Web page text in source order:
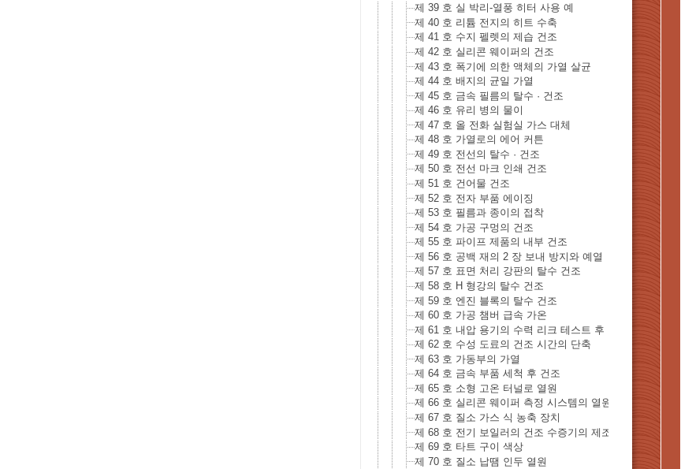
제 39 호 실 박리-열풍 히터 사용 예
제 40 호 리튬 전지의 히트 수축
제 41 호 수지 펠렛의 제습 건조
제 42 호 실리콘 웨이퍼의 건조
제 43 호 폭기에 의한 액체의 가열 살균
제 44 호 배지의 균일 가열
제 45 호 금속 필름의 탈수 · 건조
제 46 호 유리 병의 물이
제 47 호 올 전화 실험실 가스 대체
제 48 호 가열로의 에어 커튼
제 49 호 전선의 탈수 · 건조
제 50 호 전선 마크 인쇄 건조
제 51 호 건어물 건조
제 52 호 전자 부품 에이징
제 53 호 필름과 종이의 접착
제 54 호 가공 구멍의 건조
제 55 호 파이프 제품의 내부 건조
제 56 호 공백 재의 2 장 보내 방지와 예열
제 57 호 표면 처리 강판의 탈수 건조
제 58 호 H 형강의 탈수 건조
제 59 호 엔진 블록의 탈수 건조
제 60 호 가공 챔버 급속 가온
제 61 호 내압 용기의 수력 리크 테스트 후 건조
제 62 호 수성 도료의 건조 시간의 단축
제 63 호 가동부의 가열
제 64 호 금속 부품 세척 후 건조
제 65 호 소형 고온 터널로 열원
제 66 호 실리콘 웨이퍼 측정 시스템의 열원
제 67 호 질소 가스 식 농축 장치
제 68 호 전기 보일러의 건조 수증기의 제조
제 69 호 타트 구이 색상
제 70 호 질소 납땜 인두 열원